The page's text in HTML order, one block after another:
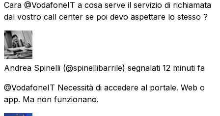
Cara @VodafoneIT a cosa serve il servizio di richiamata
dal vostro call center se poi devo aspettare lo stesso ?
Andrea Spinelli (@spinellibarrile) segnalati 12 minuti fa
@VodafoneIT Necessità di accedere al portale. Web o
app. Ma non funzionano.